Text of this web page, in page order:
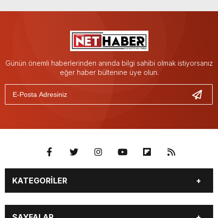
Günün önemli haberlerinden anında bilgi sahibi olmak istiyorsanız
eğer haber bültenine üye olun.
KATEGORİLER
GÜNDEM
SİYASET